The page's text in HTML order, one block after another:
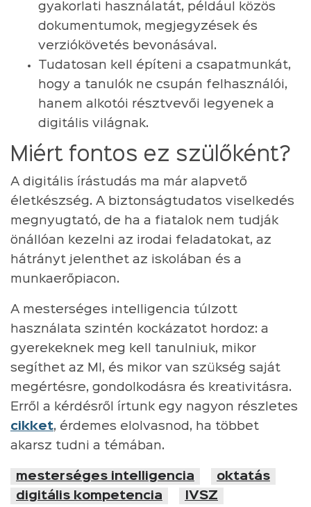
gyakorlati használatát, például közös
dokumentumok, megjegyzések és
verziókövetés bevonásával.
Tudatosan kell építeni a csapatmunkát,
hogy a tanulók ne csupán felhasználói,
hanem alkotói résztvevői legyenek a
digitális világnak.
Miért fontos ez szülőként?
A digitális írástudás ma már alapvető
életkészség. A biztonságtudatos viselkedés
megnyugtató, de ha a fiatalok nem tudják
önállóan kezelni az irodai feladatokat, az
hátrányt jelenthet az iskolában és a
munkaerőpiacon.
A mesterséges intelligencia túlzott
használata szintén kockázatot hordoz: a
gyerekeknek meg kell tanulniuk, mikor
segíthet az MI, és mikor van szükség saját
megértésre, gondolkodásra és kreativitásra.
Erről a kérdésről írtunk egy nagyon részletes
cikket, érdemes elolvasnod, ha többet
akarsz tudni a témában.
mesterséges intelligencia
oktatás
digitális kompetencia
IVSZ